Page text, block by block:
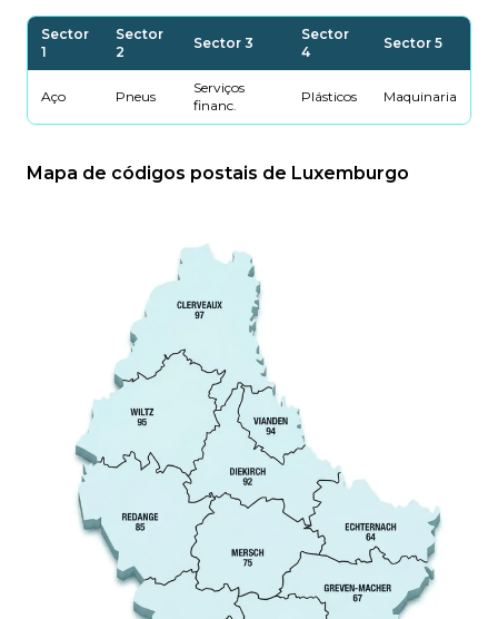
Sector
1
Sector
2
Sector 3
Sector
4
Sector 5
Aço Pneus
Serviços
financ.
Plásticos Maquinaria
Mapa de códigos postais de Luxemburgo